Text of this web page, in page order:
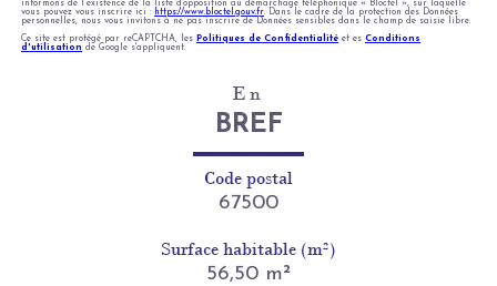
informons de l’existence de la liste d'opposition au démarchage téléphonique « Bloctel », sur laquelle
vous pouvez vous inscrire ici :
https://www.bloctel.gouv.fr. Dans le cadre de la protection des Données
personnelles, nous vous invitons à ne pas inscrire de Données sensibles dans le champ de saisie libre.
Ce site est protégé par reCAPTCHA, les
Politiques de Confidentialité et es Conditions
d'utilisation de Google s'appliquent.
En
BREF
Code postal
67500
Surface habitable (m²)
56,50 m²